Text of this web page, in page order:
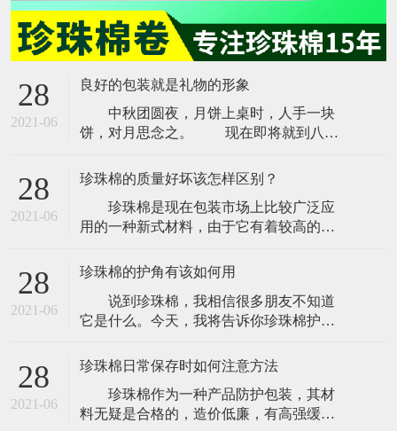
28
2021-06
良好的包装就是礼物的形象
中秋团圆夜，月饼上桌时，人手一块
饼，对月思念之。 现在即将就到八月
相信是相当多，但是在送礼的时候你要相
当注意，使用包装材料的时候那么你一定
要注意了，这些东西可是你要送给亲戚朋
友或者是你的领导上司，那么你就不能够
程与未
28
2021-06
珍珠棉的质量好坏该怎样区别？
珍珠棉是现在包装市场上比较广泛应
用的一种新式材料，由于它有着较高的防
们所热捧，逐步变成现在比较主流的包装
大，许多厂家为了能取得更多的利益赢
利，从而才去不同的措施获取更多的收
外行的客户不懂的话
28
2021-06
珍珠棉的护角有该如何用
说到珍珠棉，我相信很多朋友不知道
它是什么。今天，我将告诉你珍珠棉护角
来看看。 珍珠棉护角可以在货物运输
果，是防震包装的理想产品。广泛应用于
电子电器、仪器仪表、计算机、音响、医
28
2021-06
珍珠棉日常保存时如何注意方法
珍珠棉作为一种产品防护包装，其材
料无疑是合格的，造价低廉，有高强缓